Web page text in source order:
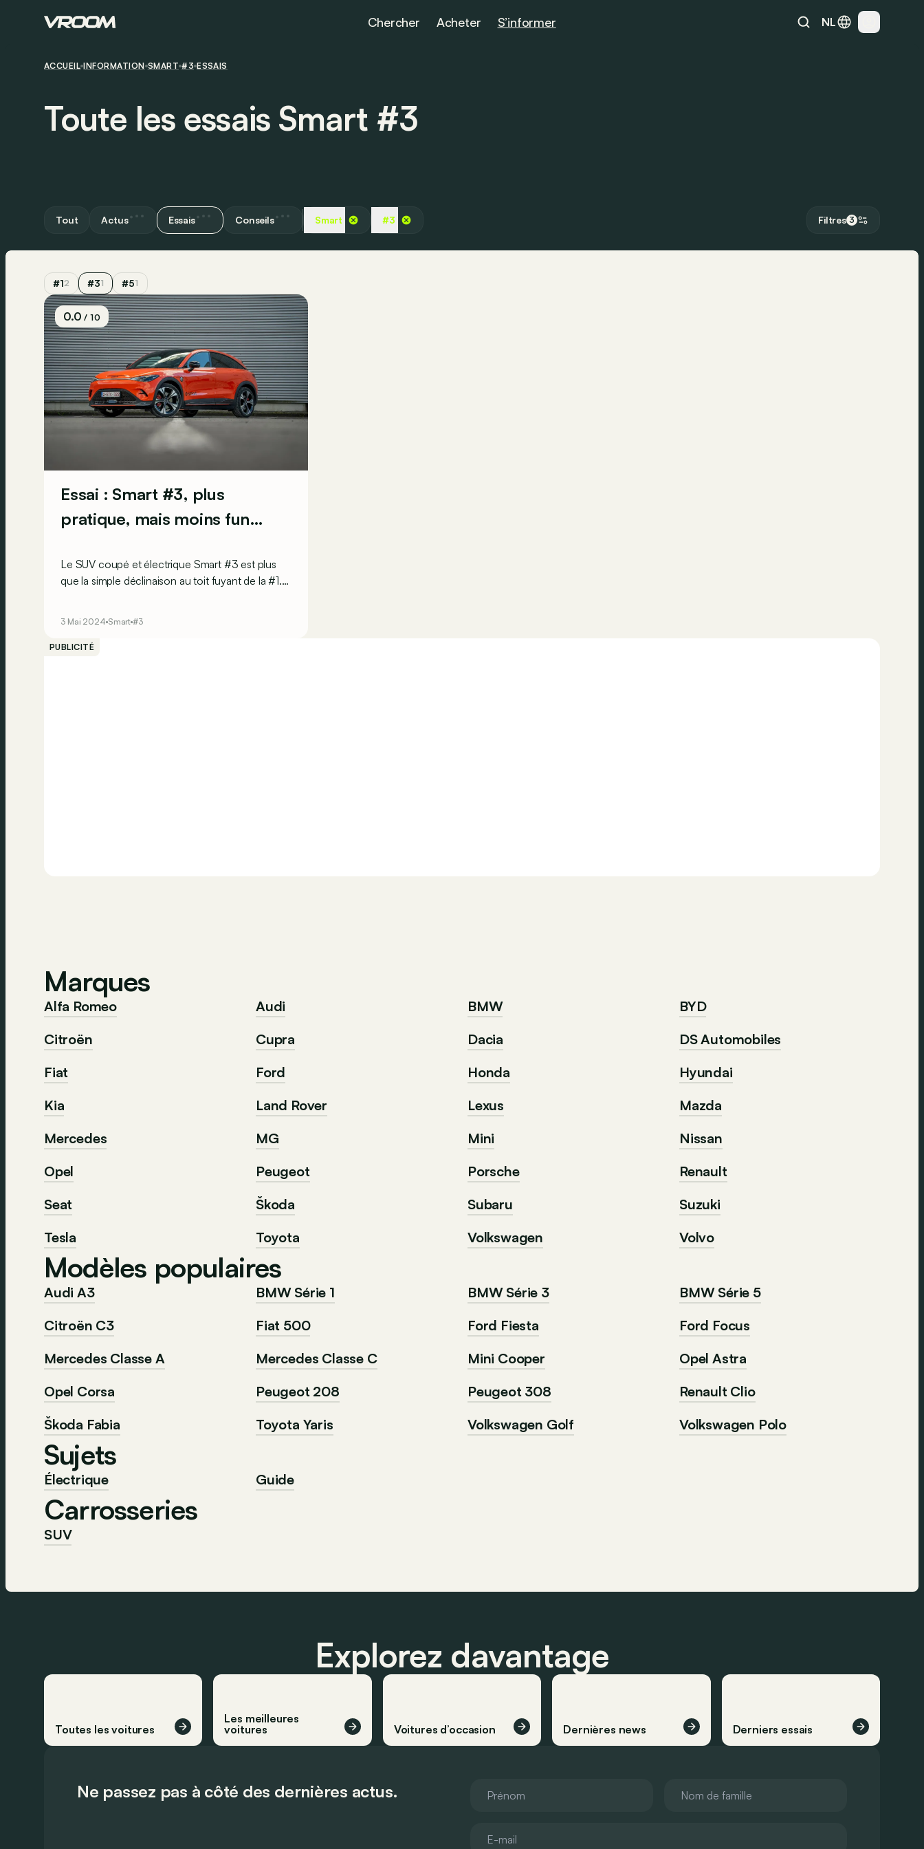
Chercher Acheter S’informer NL
ACCUEIL INFORMATION SMART #3 ESSAIS
Toute les essais Smart #3
Tout Actus Essais Conseils Smart #3 Filtres 3
#12 #31 #51
0.0/ 10
Essai : Smart #3, plus
pratique, mais moins fun…
Le SUV coupé et électrique Smart #3 est plus
que la simple déclinaison au toit fuyant de la #1.
3 Mai 2024 Smart #3
PUBLICITÉ
Marques
Alfa Romeo Audi BMW
BYD
Citroën
Cupra Dacia
DS Automobiles
Fiat
Ford Honda
Hyundai
Kia
Land Rover Lexus
Mazda
Mercedes
MG Mini
Nissan
Opel
Peugeot Porsche
Renault
Seat
Škoda Subaru
Suzuki
Tesla
Toyota Volkswagen Volvo
Modèles populaires
Audi A3 BMW Série 1 BMW Série 3
BMW Série 5
Citroën C3
Fiat 500 Ford Fiesta
Ford Focus
Mercedes Classe A
Mercedes Classe C Mini Cooper
Opel Astra
Opel Corsa
Peugeot 208 Peugeot 308
Renault Clio
Škoda Fabia
Toyota Yaris Volkswagen Golf Volkswagen Polo
Sujets
Électrique Guide
Carrosseries
SUV
Explorez davantage
Toutes les voitures
Les meilleures
voitures
Voitures d’occasion Dernières news Derniers essais
Ne passez pas à côté des dernières actus.